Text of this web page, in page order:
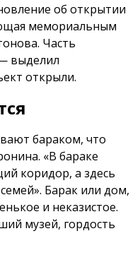
об открытии
мемориальным
Часть
выделил
открыли.
бараком, что
«В бараке
коридор, а здесь
Барак или дом,
и неказистое.
музей, гордость